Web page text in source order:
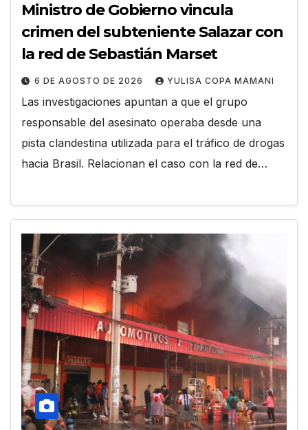
Ministro de Gobierno vincula
crimen del subteniente Salazar con
la red de Sebastián Marset
6 DE AGOSTO DE 2026 YULISA COPA MAMANI
Las investigaciones apuntan a que el grupo
responsable del asesinato operaba desde una
pista clandestina utilizada para el tráfico de drogas
hacia Brasil. Relacionan el caso con la red de…